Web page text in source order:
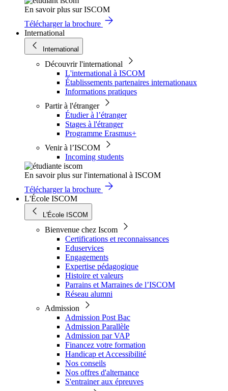
En savoir plus sur ISCOM
Télécharger la brochure
International
International
Découvrir l'international
L'international à ISCOM
Établissements partenaires internationaux
Informations pratiques
Partir à l'étranger
Étudier à l’étranger
Stages à l'étranger
Programme Erasmus+
Venir à l’ISCOM
Incoming students
En savoir plus sur l'international à ISCOM
Télécharger la brochure
L'École ISCOM
L'École ISCOM
Bienvenue chez Iscom
Certifications et reconnaissances
Eduservices
Engagements
Expertise pédagogique
Histoire et valeurs
Parrains et Marraines de l’ISCOM
Réseau alumni
Admission
Admission Post Bac
Admission Parallèle
Admission par VAP
Financez votre formation
Handicap et Accessibilité
Nos conseils
Nos offres d'alternance
S'entrainer aux épreuves